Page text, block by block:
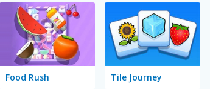
Food Rush Tile Journey